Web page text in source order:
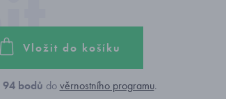
Vložit do košíku
94bodů dověrnostního programu.